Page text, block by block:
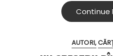
Continue
AUTORI